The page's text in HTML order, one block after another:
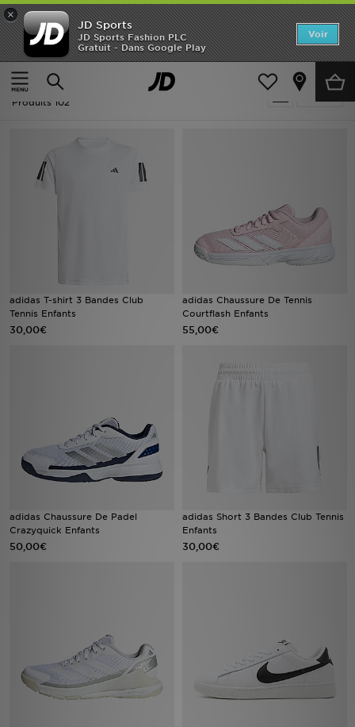
×
JD Sports
JD Sports Fashion PLC
Gratuit - Dans Google Play
Voir
Accueil
Tennis
Tennis
Produits 102
adidas T-shirt 3 Bandes Club
Tennis Enfants
30,00€
adidas Chaussure De Tennis
Courtflash Enfants
55,00€
adidas Chaussure De Padel
Crazyquick Enfants
50,00€
adidas Short 3 Bandes Club Tennis
Enfants
30,00€
Accueil
Nouveautés
Homme
Enfant
Football
Sports
Suivre Ma Commande
Service client
Télécharge l'Appli